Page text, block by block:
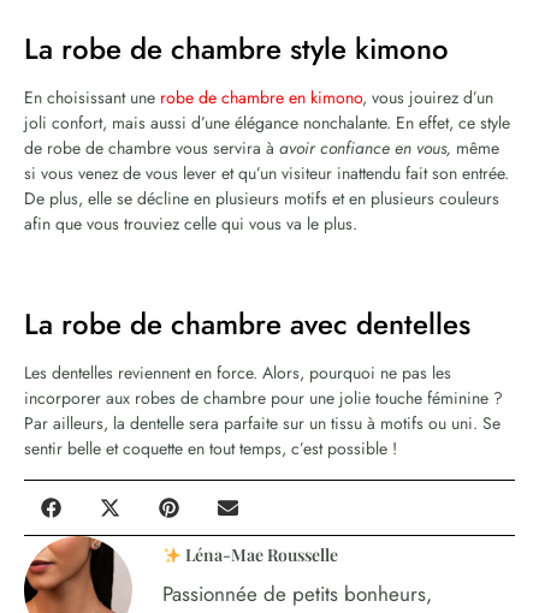
La robe de chambre style kimono
En choisissant une robe de chambre en kimono, vous jouirez d’un
joli confort, mais aussi d’une élégance nonchalante. En effet, ce style
de robe de chambre vous servira à avoir confiance en vous, même
si vous venez de vous lever et qu’un visiteur inattendu fait son entrée.
De plus, elle se décline en plusieurs motifs et en plusieurs couleurs
afin que vous trouviez celle qui vous va le plus.
La robe de chambre avec dentelles
Les dentelles reviennent en force. Alors, pourquoi ne pas les
incorporer aux robes de chambre pour une jolie touche féminine ?
Par ailleurs, la dentelle sera parfaite sur un tissu à motifs ou uni. Se
sentir belle et coquette en tout temps, c’est possible !
Léna-Mae Rousselle
Passionnée de petits bonheurs,